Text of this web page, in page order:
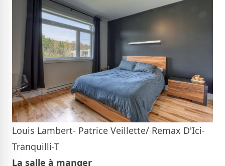
Louis Lambert- Patrice Veillette/ Remax D'Ici-
Tranquilli-T
La salle à manger